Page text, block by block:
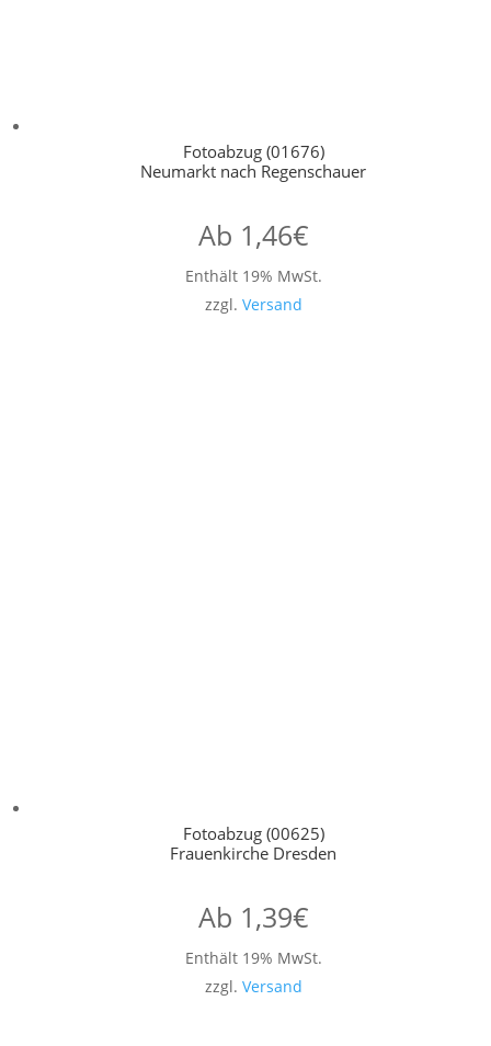
Fotoabzug (01676)
Neumarkt nach Regenschauer
Ab 1,46€
Enthält 19% MwSt.
zzgl. Versand
Fotoabzug (00625)
Frauenkirche Dresden
Ab 1,39€
Enthält 19% MwSt.
zzgl. Versand